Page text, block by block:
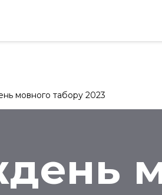
мовного табору 2023